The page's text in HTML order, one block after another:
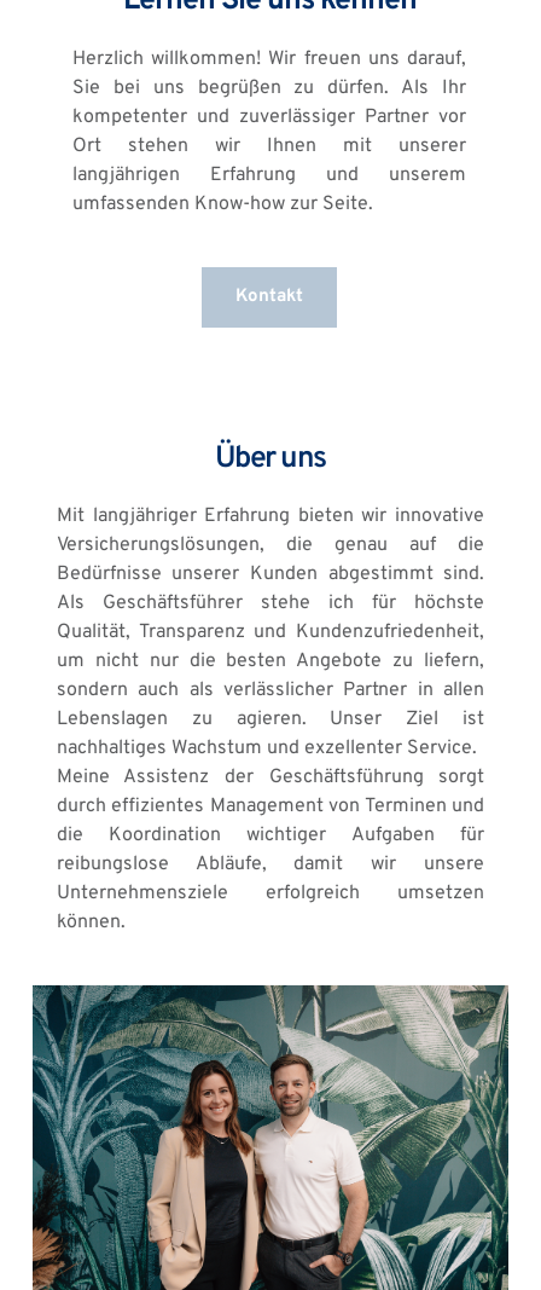
Herzlich willkommen! Wir freuen uns darauf,
Sie bei uns begrüßen zu dürfen. Als Ihr
kompetenter und zuverlässiger Partner vor
Ort stehen wir Ihnen mit unserer
langjährigen Erfahrung und unserem
umfassenden Know-how zur Seite.
Kontakt
Über uns
Mit langjähriger Erfahrung bieten wir innovative
Versicherungslösungen, die genau auf die
Bedürfnisse unserer Kunden abgestimmt sind.
Als Geschäftsführer stehe ich für höchste
Qualität, Transparenz und Kundenzufriedenheit,
um nicht nur die besten Angebote zu liefern,
sondern auch als verlässlicher Partner in allen
Lebenslagen zu agieren. Unser Ziel ist
nachhaltiges Wachstum und exzellenter Service.
Meine Assistenz der Geschäftsführung sorgt
durch effizientes Management von Terminen und
die Koordination wichtiger Aufgaben für
reibungslose Abläufe, damit wir unsere
Unternehmensziele erfolgreich umsetzen
können.